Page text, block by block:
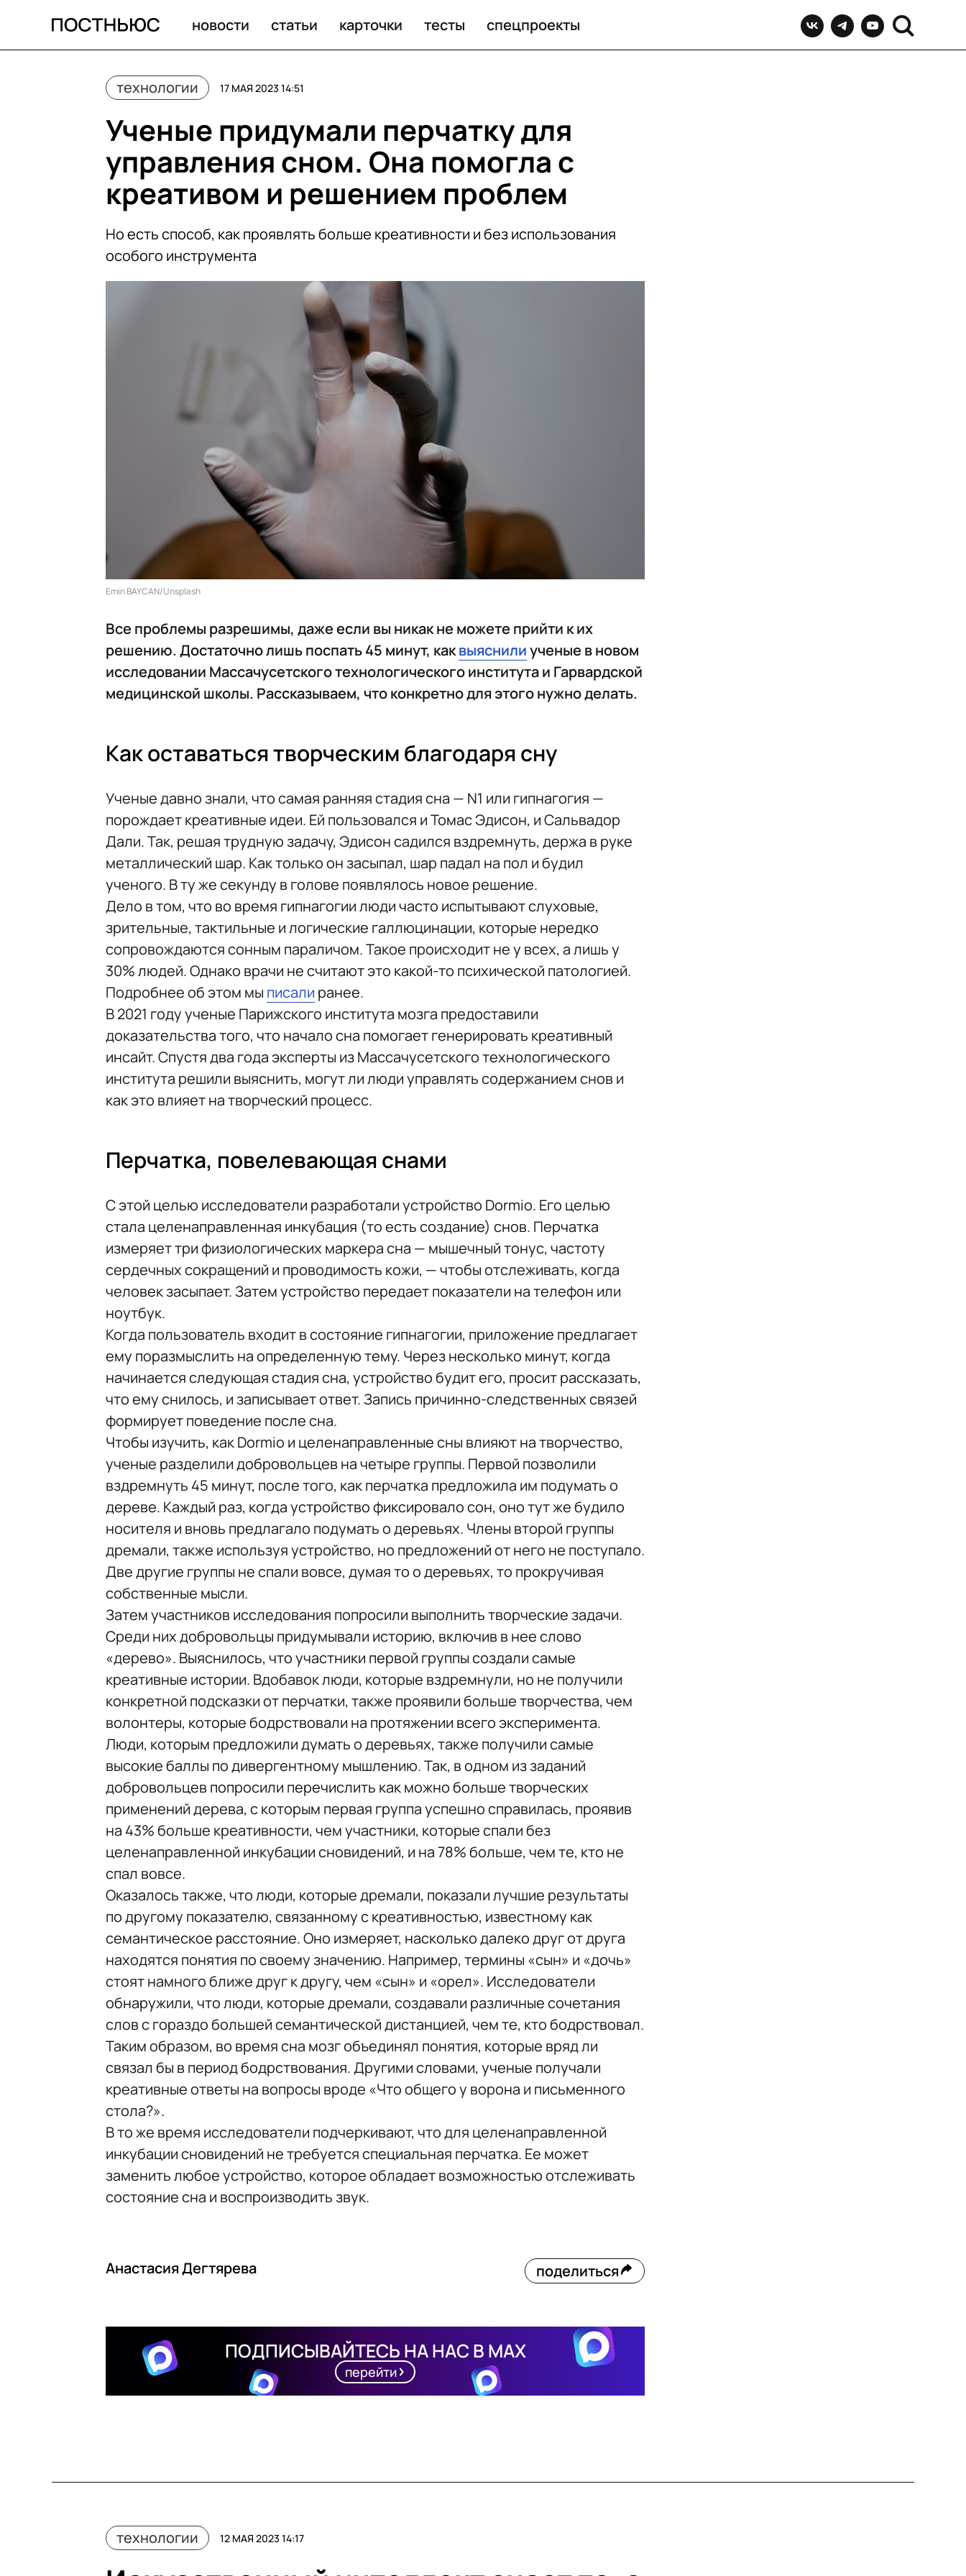
новости статьи карточки тесты спецпроекты
технологии 17 МАЯ 2023 14:51
Ученые придумали перчатку для
управления сном. Она помогла с
креативом и решением проблем
Но есть способ, как проявлять больше креативности и без использования
особого инструмента
Emin BAYCAN/Unsplash
Все проблемы разрешимы, даже если вы никак не можете прийти к их
решению. Достаточно лишь поспать 45 минут, каквыяснилиученые в новом
исследовании Массачусетского технологического института и Гарвардской
медицинской школы. Рассказываем, что конкретно для этого нужно делать.
Как оставаться творческим благодаря сну
Ученые давно знали, что самая ранняя стадия сна — N1 или гипнагогия —
порождает креативные идеи. Ей пользовался и Томас Эдисон, и Сальвадор
Дали. Так, решая трудную задачу, Эдисон садился вздремнуть, держа в руке
металлический шар. Как только он засыпал, шар падал на пол и будил
ученого. В ту же секунду в голове появлялось новое решение.
Дело в том, что во время гипнагогии люди часто испытывают слуховые,
зрительные, тактильные и логические галлюцинации, которые нередко
сопровождаются сонным параличом. Такое происходит не у всех, а лишь у
30% людей. Однако врачи не считают это какой-то психической патологией.
Подробнее об этом мы писали ранее.
В 2021 году ученые Парижского института мозга предоставили
доказательства того, что начало сна помогает генерировать креативный
инсайт. Спустя два года эксперты из Массачусетского технологического
института решили выяснить, могут ли люди управлять содержанием снов и
как это влияет на творческий процесс.
Перчатка, повелевающая снами
С этой целью исследователи разработали устройство Dormio. Его целью
стала целенаправленная инкубация (то есть создание) снов. Перчатка
измеряет три физиологических маркера сна — мышечный тонус, частоту
сердечных сокращений и проводимость кожи, — чтобы отслеживать, когда
человек засыпает. Затем устройство передает показатели на телефон или
ноутбук.
Когда пользователь входит в состояние гипнагогии, приложение предлагает
ему поразмыслить на определенную тему. Через несколько минут, когда
начинается следующая стадия сна, устройство будит его, просит рассказать,
что ему снилось, и записывает ответ. Запись причинно-следственных связей
формирует поведение после сна.
Чтобы изучить, как Dormio и целенаправленные сны влияют на творчество,
ученые разделили добровольцев на четыре группы. Первой позволили
вздремнуть 45 минут, после того, как перчатка предложила им подумать о
дереве. Каждый раз, когда устройство фиксировало сон, оно тут же будило
носителя и вновь предлагало подумать о деревьях. Члены второй группы
дремали, также используя устройство, но предложений от него не поступало.
Две другие группы не спали вовсе, думая то о деревьях, то прокручивая
собственные мысли.
Затем участников исследования попросили выполнить творческие задачи.
Среди них добровольцы придумывали историю, включив в нее слово
«дерево». Выяснилось, что участники первой группы создали самые
креативные истории. Вдобавок люди, которые вздремнули, но не получили
конкретной подсказки от перчатки, также проявили больше творчества, чем
волонтеры, которые бодрствовали на протяжении всего эксперимента.
Люди, которым предложили думать о деревьях, также получили самые
высокие баллы по дивергентному мышлению. Так, в одном из заданий
добровольцев попросили перечислить как можно больше творческих
применений дерева, с которым первая группа успешно справилась, проявив
на 43% больше креативности, чем участники, которые спали без
целенаправленной инкубации сновидений, и на 78% больше, чем те, кто не
спал вовсе.
Оказалось также, что люди, которые дремали, показали лучшие результаты
по другому показателю, связанному с креативностью, известному как
семантическое расстояние. Оно измеряет, насколько далеко друг от друга
находятся понятия по своему значению. Например, термины «сын» и «дочь»
стоят намного ближе друг к другу, чем «сын» и «орел». Исследователи
обнаружили, что люди, которые дремали, создавали различные сочетания
слов с гораздо большей семантической дистанцией, чем те, кто бодрствовал.
Таким образом, во время сна мозг объединял понятия, которые вряд ли
связал бы в период бодрствования. Другими словами, ученые получали
креативные ответы на вопросы вроде «Что общего у ворона и письменного
стола?».
В то же время исследователи подчеркивают, что для целенаправленной
инкубации сновидений не требуется специальная перчатка. Ее может
заменить любое устройство, которое обладает возможностью отслеживать
состояние сна и воспроизводить звук.
Анастасия Дегтярева поделиться
ПОДПИСЫВАЙТЕСЬ НА НАС В MAX
перейти
технологии 12 МАЯ 2023 14:17